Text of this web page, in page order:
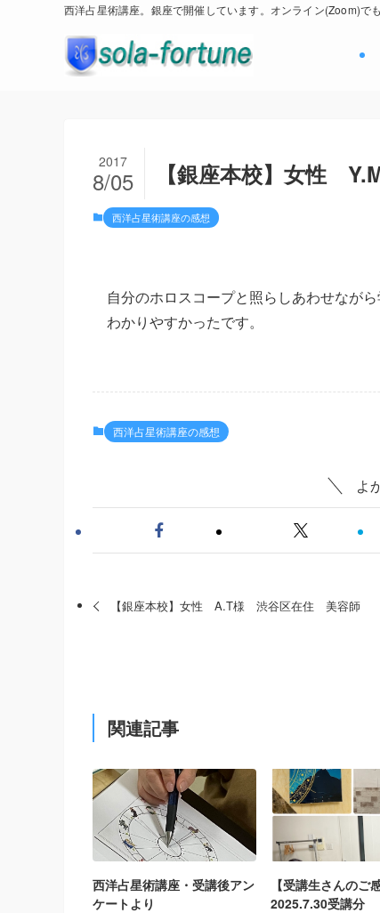
西洋占星術講座。銀座で開催しています。オンライン(Zoom)でも
【銀座本校】女性
2017
8/05
西洋占星術講座の感想
自分のホロスコープと照らしあわせなが
わかりやすかったです。
西洋占星術講座の感想
よ
【銀座本校】女性 A.T様 渋谷区在住 美容師
関連記事
西洋占星術講座・受講後アン
ケートより
【受講生さんのご
2025.7.30受講分